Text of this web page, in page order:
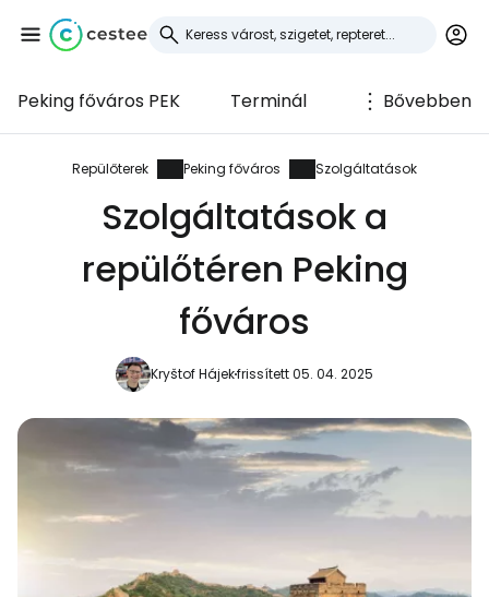
Peking főváros PEK Terminál Bővebben
Repülőterek Peking főváros Szolgáltatások
Szolgáltatások a
repülőtéren Peking
főváros
Kryštof Hájekfrissített 05. 04. 2025
Bejelentkezés a
Cestee-be
... az utazási közösség világszerte
Folytatás a Facebookkal
Folytassa e-mailben